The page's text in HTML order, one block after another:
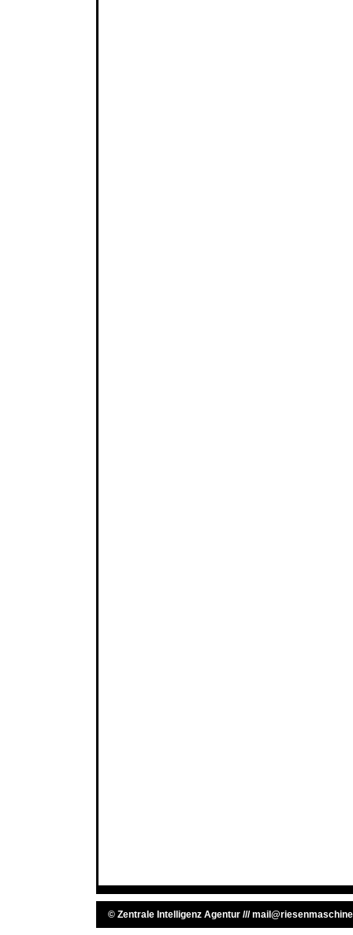
© Zentrale Intelligenz Agentur ///